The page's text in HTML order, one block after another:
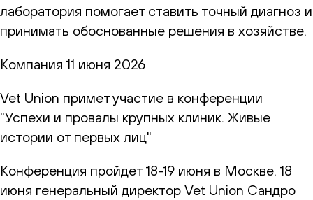
лаборатория помогает ставить точный диагноз и
принимать обоснованные решения в хозяйстве.
Компания 11 июня 2026
Vet Union примет участие в конференции
"Успехи и провалы крупных клиник. Живые
истории от первых лиц"
Конференция пройдет 18-19 июня в Москве. 18
июня генеральный директор Vet Union Сандро